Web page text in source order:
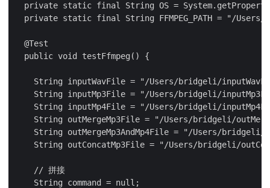
private static final String OS =
private static final String FFMPEG_PATH = "/
  @Test
  public void testFfmpeg() {
String inputWavFile = "/Users/bridgeli/
String inputMp3File = "/Users/bridgeli/
String inputMp4File = "/Users/bridgeli/
String outMergeMp3File = "/Users/bridgeli/
String outMergeMp3AndMp4File = "/Users/bridgeli/
String outConcatMp3File = "/Users/bridgeli/
    // 拼接
    String command = null;